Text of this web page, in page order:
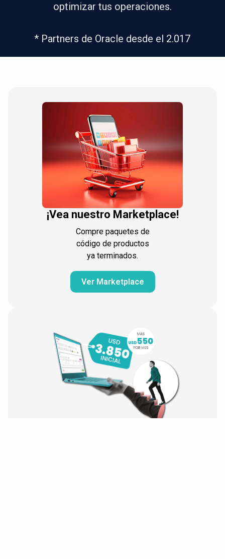
optimizar tus operaciones.
* Partners de Oracle desde el 2.017
¡Vea nuestro Marketplace!
Compre paquetes de
código de productos
ya terminados.
Ver Marketplace